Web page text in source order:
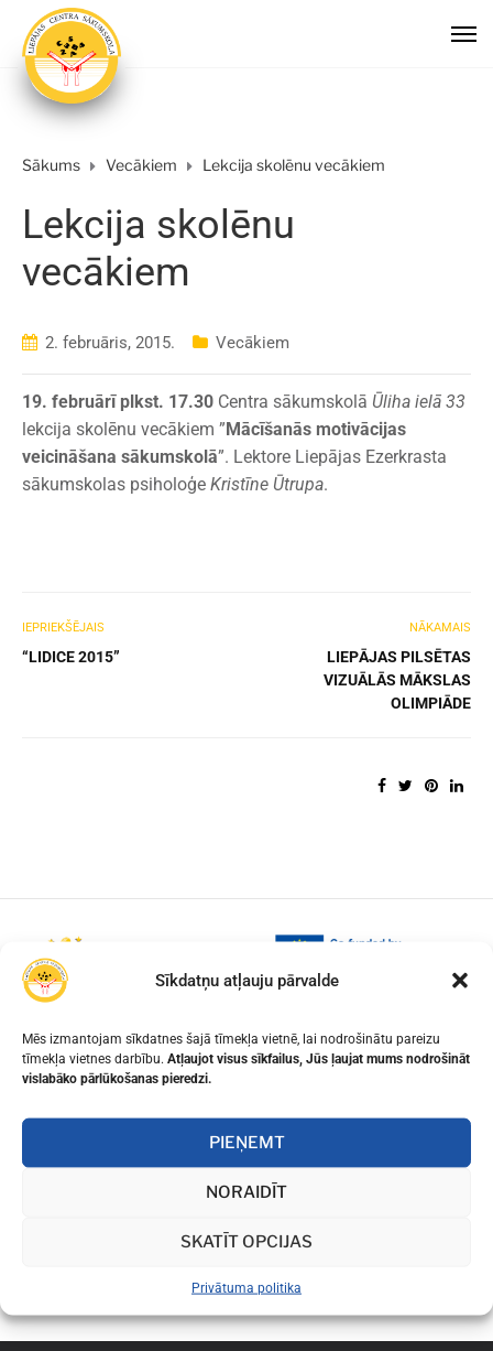
Sīkdatņu atļauju pārvalde
Mēs izmantojam sīkdatnes šajā tīmekļa vietnē, lai nodrošinātu pareizu
tīmekļa vietnes darbību. Atļaujot visus sīkfailus, Jūs ļaujat mums nodrošināt
vislabāko pārlūkošanas pieredzi.
PIEŅEMT
NORAIDĪT
SKATĪT OPCIJAS
Privātuma politika
Sākums Vecākiem Lekcija skolēnu vecākiem
Lekcija skolēnu
vecākiem
2. februāris, 2015. Vecākiem
19. februārī plkst. 17.30 Centra sākumskolā Ūliha ielā 33
lekcija skolēnu vecākiem ” Mācīšanās motivācijas
veicināšana sākumskolā”. Lektore Liepājas Ezerkrasta
sākumskolas psiholoģe Kristīne Ūtrupa.
IEPRIEKŠĒJAIS
“LIDICE 2015”
NĀKAMAIS
LIEPĀJAS PILSĒTAS
VIZUĀLĀS MĀKSLAS
OLIMPIĀDE